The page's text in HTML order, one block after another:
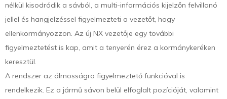
nélkül kisodródik a sávból, a multi-információs kijelzőn felvillanó
jellel és hangjelzéssel figyelmezteti a vezetőt, hogy
ellenkormányozzon. Az új NX vezetője egy további
figyelmeztetést is kap, amit a tenyerén érez a kormánykeréken
keresztül.
A rendszer az álmosságra figyelmeztető funkcióval is
rendelkezik. Ez a jármű sávon belül elfoglalt pozícióját, valamint